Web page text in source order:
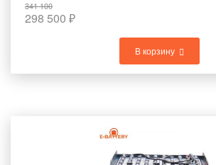
341 100
298 500 ₽
В корзину